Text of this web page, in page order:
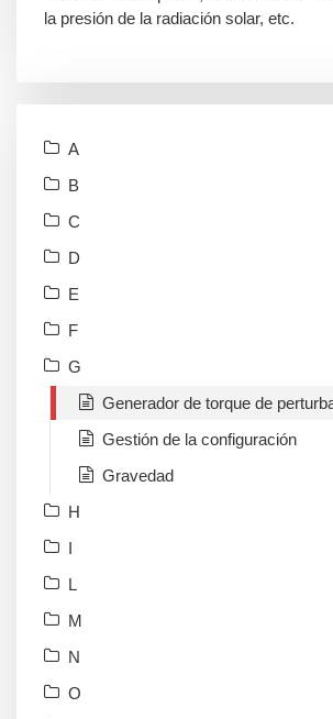
la presión de la radiación solar, etc.
A
B
C
D
E
F
G
Generador de torque de
Gestión de la configuración
Gravedad
H
I
L
M
N
O